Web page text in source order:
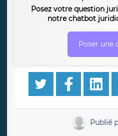
Posez votre question
notre chatbot
Poser une
Publié